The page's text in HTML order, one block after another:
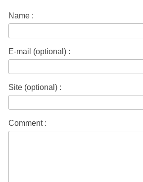
Name :
E-mail (optional) :
Site (optional) :
Comment :